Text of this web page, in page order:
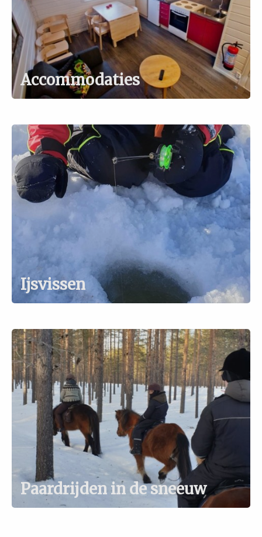
Accommodaties
Ijsvissen
Paardrijden in de sneeuw